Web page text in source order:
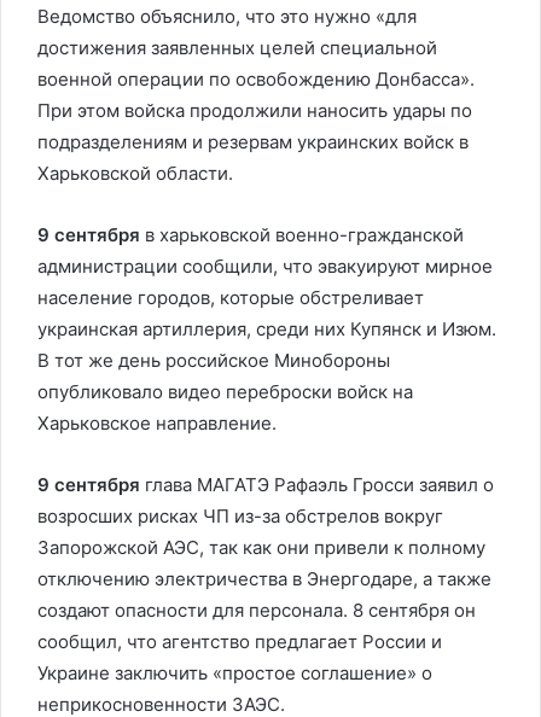
Ведомство объяснило, что это нужно «для
достижения заявленных целей специальной
военной операции по освобождению Донбасса».
При этом войска продолжили наносить удары по
подразделениям и резервам украинских войск в
Харьковской области.
9 сентября в харьковской военно-гражданской
администрации сообщили, что эвакуируют мирное
население городов, которые обстреливает
украинская артиллерия, среди них Купянск и Изюм.
В тот же день российское Минобороны
опубликовало видео переброски войск на
Харьковское направление.
9 сентября глава МАГАТЭ Рафаэль Гросси заявил о
возросших рисках ЧП из-за обстрелов вокруг
Запорожской АЭС, так как они привели к полному
отключению электричества в Энергодаре, а также
создают опасности для персонала. 8 сентября он
сообщил, что агентство предлагает России и
Украине заключить «простое соглашение» о
неприкосновенности ЗАЭС.